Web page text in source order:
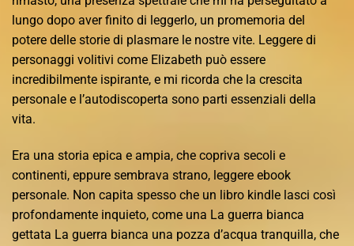
lungo dopo aver finito di leggerlo, un promemoria del
potere delle storie di plasmare le nostre vite. Leggere di
personaggi volitivi come Elizabeth può essere
incredibilmente ispirante, e mi ricorda che la crescita
personale e l’autodiscoperta sono parti essenziali della
vita.
Era una storia epica e ampia, che copriva secoli e
continenti, eppure sembrava strano, leggere ebook
personale. Non capita spesso che un libro kindle lasci così
profondamente inquieto, come una La guerra bianca
gettata La guerra bianca una pozza d’acqua tranquilla, che